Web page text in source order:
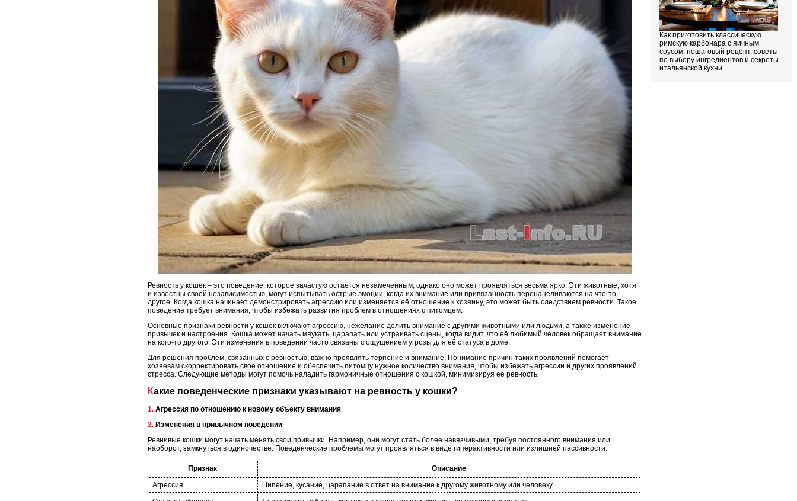
Ревность у кошек – это поведение, которое зачастую остается незамеченным, однако оно может проявляться весьма ярко. Эти животные, хотя
и известны своей независимостью, могут испытывать острые эмоции, когда их внимание или привязанность перенацеливаются на что-то
другое. Когда кошка начинает демонстрировать агрессию или изменяется её отношение к хозяину, это может быть следствием ревности. Такое
поведение требует внимания, чтобы избежать развития проблем в отношениях с питомцем.
Основные признаки ревности у кошек включают агрессию, нежелание делить внимание с другими животными или людьми, а также изменение
привычек и настроения. Кошка может начать мяукать, царапать или устраивать сцены, когда видит, что её любимый человек обращает внимание
на кого-то другого. Эти изменения в поведении часто связаны с ощущением угрозы для её статуса в доме.
Для решения проблем, связанных с ревностью, важно проявлять терпение и внимание. Понимание причин таких проявлений помогает
хозяевам скорректировать своё отношение и обеспечить питомцу нужное количество внимания, чтобы избежать агрессии и других проявлений
стресса. Следующие методы могут помочь наладить гармоничные отношения с кошкой, минимизируя её ревность.
Какие поведенческие признаки указывают на ревность у кошки?
1. Агрессия по отношению к новому объекту внимания
2. Изменения в привычном поведении
Ревнивые кошки могут начать менять свои привычки. Например, они могут стать более навязчивыми, требуя постоянного внимания или
наоборот, замкнуться в одиночестве. Поведенческие проблемы могут проявляться в виде гиперактивности или излишней пассивности.
Признак
Описание
Агрессия
Шипение, кусание, царапание в ответ на внимание к другому животному или человеку.
Как приготовить классическую
римскую карбонара с яичным
соусом: пошаговый рецепт, советы
по выбору ингредиентов и секреты
итальянской кухни.